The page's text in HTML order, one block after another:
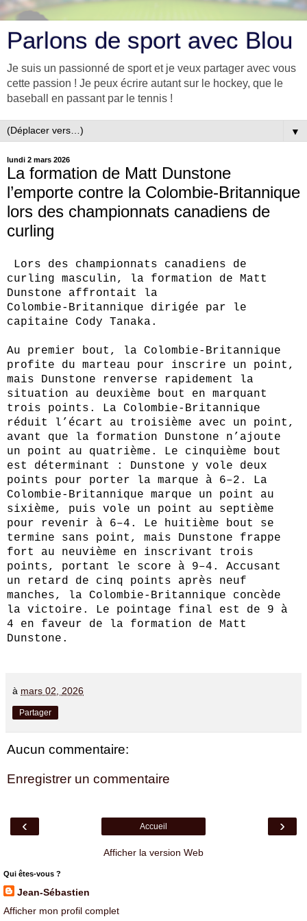
Parlons de sport avec Blou
Je suis un passionné de sport et je veux partager avec vous
cette passion ! Je peux écrire autant sur le hockey, que le
baseball en passant par le tennis !
▼
lundi 2 mars 2026
La formation de Matt Dunstone
l’emporte contre la Colombie‑Britannique
lors des championnats canadiens de
curling
Lors des championnats canadiens de
curling masculin, la formation de Matt
Dunstone affrontait la
Colombie‑Britannique dirigée par le
capitaine Cody Tanaka.
Au premier bout, la Colombie‑Britannique
profite du marteau pour inscrire un point,
mais Dunstone renverse rapidement la
situation au deuxième bout en marquant
trois points. La Colombie‑Britannique
réduit l’écart au troisième avec un point,
avant que la formation Dunstone n’ajoute
un point au quatrième. Le cinquième bout
est déterminant : Dunstone y vole deux
points pour porter la marque à 6–2. La
Colombie‑Britannique marque un point au
sixième, puis vole un point au septième
pour revenir à 6–4. Le huitième bout se
termine sans point, mais Dunstone frappe
fort au neuvième en inscrivant trois
points, portant le score à 9–4. Accusant
un retard de cinq points après neuf
manches, la Colombie‑Britannique concède
la victoire. Le pointage final est de 9 à
4 en faveur de la formation de Matt
Dunstone.
à mars 02, 2026
Partager
Aucun commentaire:
Enregistrer un commentaire
‹ ›
Accueil
Afficher la version Web
Qui êtes-vous ?
Jean-Sébastien
Afficher mon profil complet